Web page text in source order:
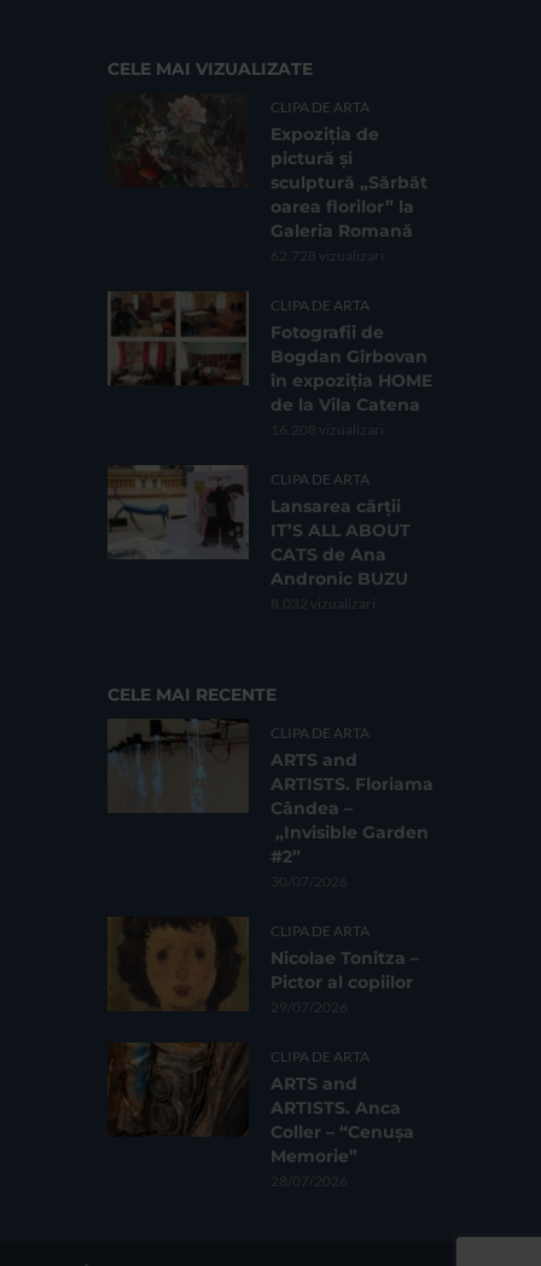
CELE MAI VIZUALIZATE
CLIPA DE ARTA
Expoziția de
pictură și
sculptură „Sărbăt
oarea florilor” la
Galeria Romană
62.728 vizualizari
CLIPA DE ARTA
Fotografii de
Bogdan Gîrbovan
în expoziția HOME
de la Vila Catena
16.208 vizualizari
CLIPA DE ARTA
Lansarea cărții
IT’S ALL ABOUT
CATS de Ana
Andronic BUZU
8.032 vizualizari
CELE MAI RECENTE
CLIPA DE ARTA
ARTS and
ARTISTS. Floriama
Cândea –
„Invisible Garden
#2”
30/07/2026
CLIPA DE ARTA
Nicolae Tonitza –
Pictor al copiilor
29/07/2026
CLIPA DE ARTA
ARTS and
ARTISTS. Anca
Coller – “Cenușa
Memorie”
28/07/2026